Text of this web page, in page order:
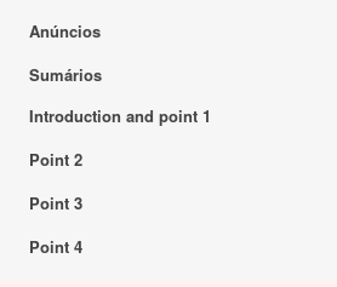
Anúncios
Sumários
Introduction and point 1
Point 2
Point 3
Point 4